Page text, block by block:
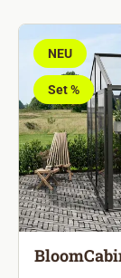
NEU
Set %